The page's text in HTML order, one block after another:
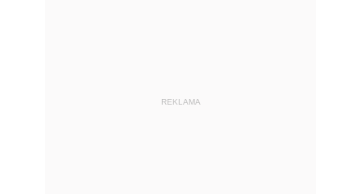
REKLAMA